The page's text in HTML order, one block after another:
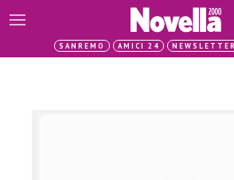
SANREMO AMICI 24 NEWSLETTER